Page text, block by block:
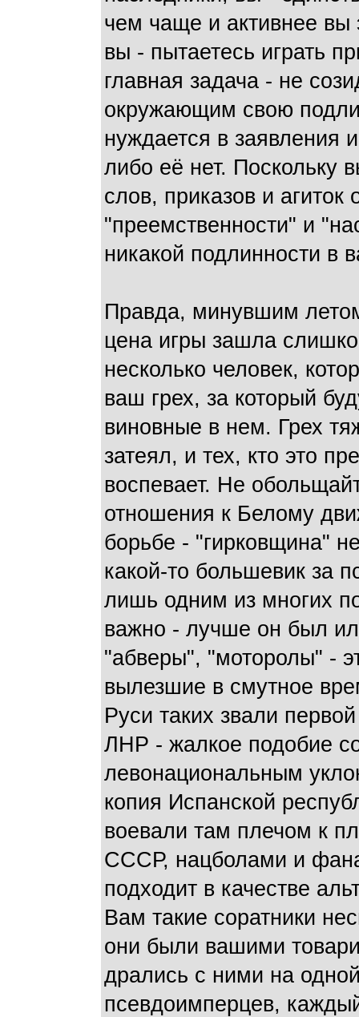
чем чаще и активнее вы
вы - пытаетесь играть
главная задача - не
окружающим свою
нуждается в заявления
либо её нет. Поскольку
слов, приказов и агиток
"преемственности" и
никакой подлинности в
Правда, минувшим
цена игры зашла
несколько человек,
ваш грех, за который
виновные в нем. Грех
затеял, и тех, кто это
воспевает. Не
отношения к Белому
борьбе - "гирковщина"
какой-то большевик за
лишь одним из многих
важно - лучше он был
"абверы", "моторолы" -
вылезшие в смутное
Руси таких звали
ЛНР - жалкое подобие
левонациональным
копия Испанской
воевали там плечом к
СССР, нацболами и
подходит в качестве
Вам такие соратники
они были вашими
дрались с ними на
псевдоимперцев,